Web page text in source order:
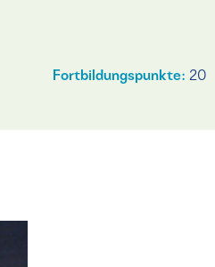
Fortbildungspunkte: 20